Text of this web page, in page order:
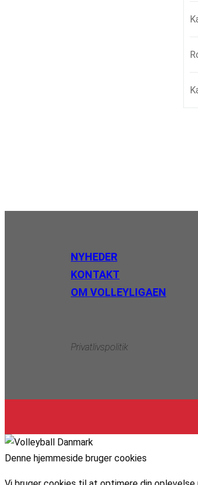
NYHEDER
KONTAKT
OM VOLLEYLIGAEN
Privatlivspolitik
Denne hjemmeside bruger cookies